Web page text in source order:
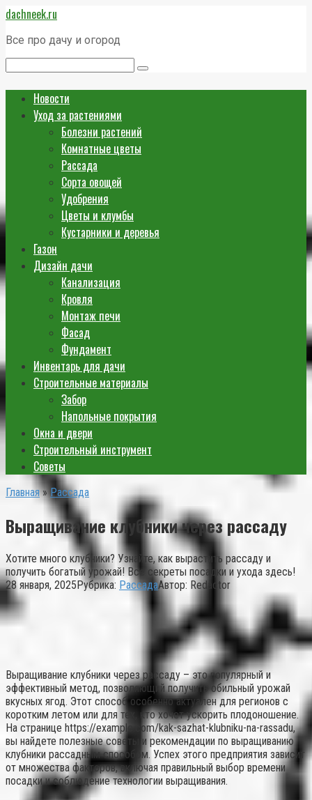
Перейти
к
контенту
dachneek.ru
Все про дачу и огород
Новости
Уход за растениями
Болезни растений
Комнатные цветы
Рассада
Сорта овощей
Удобрения
Цветы и клумбы
Кустарники и деревья
Газон
Дизайн дачи
Канализация
Кровля
Монтаж печи
Фасад
Фундамент
Инвентарь для дачи
Строительные материалы
Забор
Напольные покрытия
Окна и двери
Строительный инструмент
Советы
Главная » Рассада
Выращивание клубники через рассаду
Хотите много клубники? Узнайте, как вырастить рассаду и
получить богатый урожай! Все секреты посадки и ухода здесь!
28 января, 2025Рубрика: РассадаАвтор: Redactor
Выращивание клубники через рассаду – это популярный и
эффективный метод, позволяющий получить обильный урожай
вкусных ягод. Этот способ особенно актуален для регионов с
коротким летом или для тех, кто хочет ускорить плодоношение.
На странице https://example.com/kak-sazhat-klubniku-na-rassadu,
вы найдете полезные советы и рекомендации по выращиванию
клубники рассадным способом. Успех этого предприятия зависит
от множества факторов, включая правильный выбор времени
посадки и соблюдение технологии выращивания.